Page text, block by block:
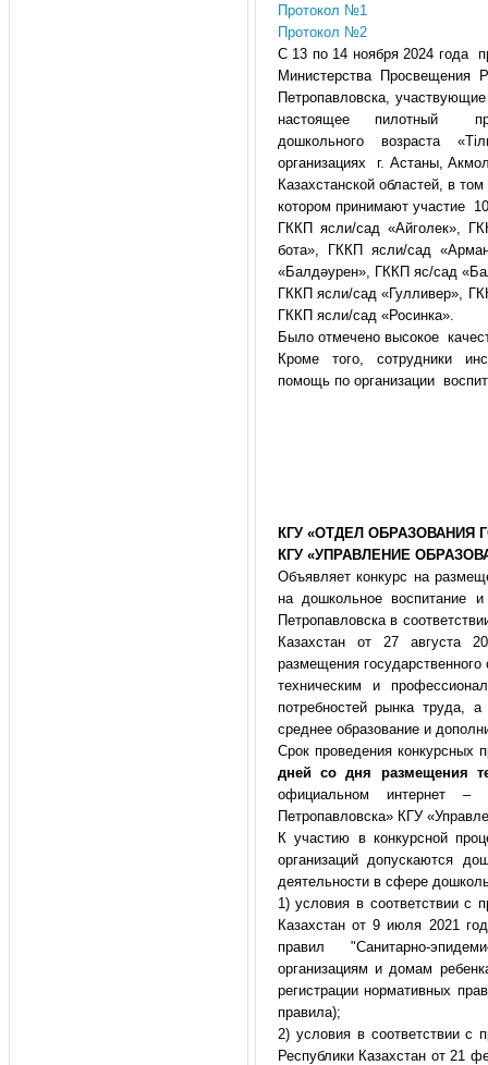
Протокол №1
Протокол №2
С 13 по 14 ноября 2024 года
Министерства Просвещения
Петропавловска,
настоящее пилотный
дошкольного возраста
организациях г. Астаны,
Казахстанской областей, в
котором принимают участие
ГККП ясли/сад «Айголек»,
бота», ГККП ясли/сад
«Балдәурен», ГККП яс/сад
ГККП ясли/сад «Гулливер»,
ГККП ясли/сад «Росинка».
Было отмечено высокое
Кроме того, сотрудники
помощь по организации
КГУ «ОТДЕЛ ОБРАЗОВАНИЯ
КГУ «УПРАВЛЕНИЕ
Объявляет конкурс на
на дошкольное воспитание
Петропавловска в
Казахстан от 27
размещения государственного
техническим и
потребностей рынка труда,
среднее образование и
Срок проведения конкурсных
дней со дня размещения
официальном интернет –
Петропавловска» КГУ
К участию в конкурсной
организаций допускаются
деятельности в сфере
1) условия в соответствии с
Казахстан от 9 июля 2021
правил "Санитарно-
организациям и домам
регистрации нормативных
правила);
2) условия в соответствии с
Республики Казахстан от 21